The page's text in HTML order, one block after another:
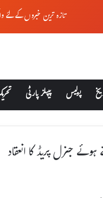
تازہ ترین خبروں کے
پولیس پیپلز پارٹی
جنرل پریڈ کا انعقاد